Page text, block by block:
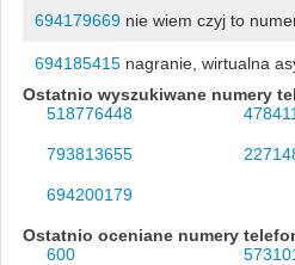
694179669nie wiem czyj to
694185415nagranie, wirtualna
Ostatnio wyszukiwane numery
518776448
793813655
694200179
Ostatnio oceniane numery
600